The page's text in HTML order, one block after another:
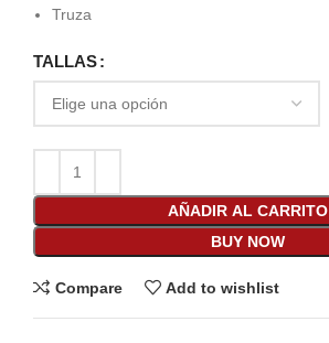
Truza
TALLAS
AÑADIR AL CARRITO
BUY NOW
Compare Add to wishlist